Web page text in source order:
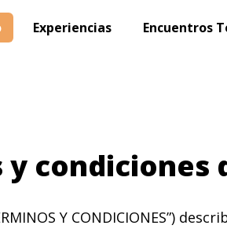
Experiencias Encuentros
condiciones
Y CONDICIONES”)